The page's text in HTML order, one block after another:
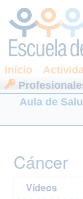
Inicio
Aula de
Cáncer
Vídeos